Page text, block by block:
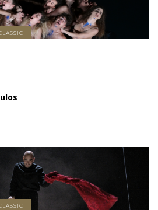
SCOPRI DI PIÙ
SCOPRI DI PIÙ